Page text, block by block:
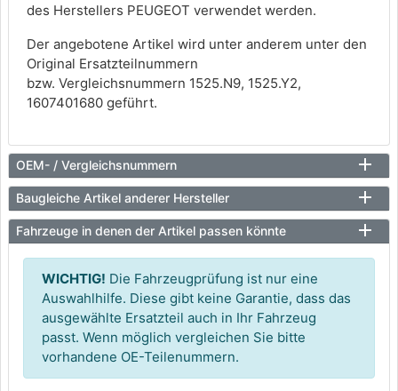
des Herstellers PEUGEOT verwendet werden.
Der angebotene Artikel wird unter anderem unter den
Original Ersatzteilnummern
bzw. Vergleichsnummern 1525.N9, 1525.Y2,
1607401680 geführt.
OEM- / Vergleichsnummern
Baugleiche Artikel anderer Hersteller
Fahrzeuge in denen der Artikel passen könnte
WICHTIG! Die Fahrzeugprüfung ist nur eine
Auswahlhilfe. Diese gibt keine Garantie, dass das
ausgewählte Ersatzteil auch in Ihr Fahrzeug
passt. Wenn möglich vergleichen Sie bitte
vorhandene OE-Teilenummern.